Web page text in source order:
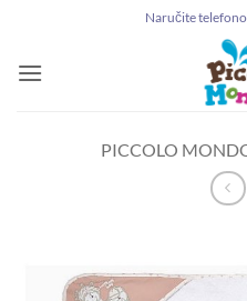
sadržaj
Naručite
PICCOLO